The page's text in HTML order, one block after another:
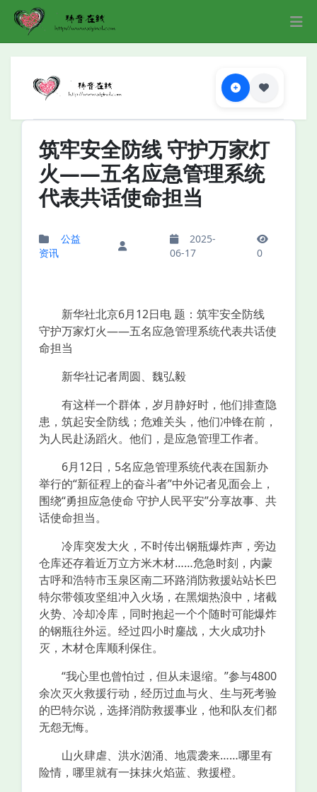
筑牢安全防线 守护万家灯
火——五名应急管理系统
代表共话使命担当
公益
资讯
2025-
06-17
0
新华社北京6月12日电 题：筑牢安全防线
守护万家灯火——五名应急管理系统代表共话使
命担当
新华社记者周圆、魏弘毅
有这样一个群体，岁月静好时，他们排查隐
患，筑起安全防线；危难关头，他们冲锋在前，
为人民赴汤蹈火。他们，是应急管理工作者。
6月12日，5名应急管理系统代表在国新办
举行的“新征程上的奋斗者”中外记者见面会上，
围绕“勇担应急使命 守护人民平安”分享故事、共
话使命担当。
冷库突发大火，不时传出钢瓶爆炸声，旁边
仓库还存着近万立方米木材……危急时刻，内蒙
古呼和浩特市玉泉区南二环路消防救援站站长巴
特尔带领攻坚组冲入火场，在黑烟热浪中，堵截
火势、冷却冷库，同时抱起一个个随时可能爆炸
的钢瓶往外运。经过四小时鏖战，大火成功扑
灭，木材仓库顺利保住。
“我心里也曾怕过，但从未退缩。”参与4800
余次灭火救援行动，经历过血与火、生与死考验
的巴特尔说，选择消防救援事业，他和队友们都
无怨无悔。
山火肆虐、洪水汹涌、地震袭来……哪里有
险情，哪里就有一抹抹火焰蓝、救援橙。